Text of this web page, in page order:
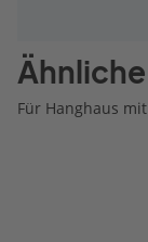
Für Hanghaus